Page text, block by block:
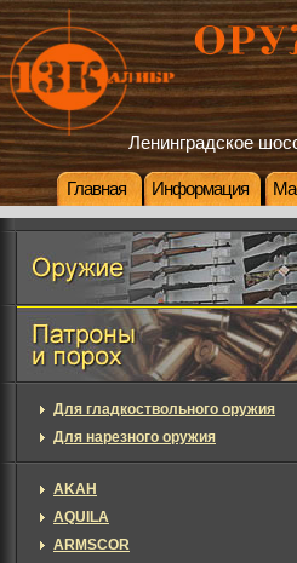
Ленинградское
Главная Информация
Для гладкоствольного оружия
Для нарезного оружия
AKAH
AQUILA
ARMSCOR